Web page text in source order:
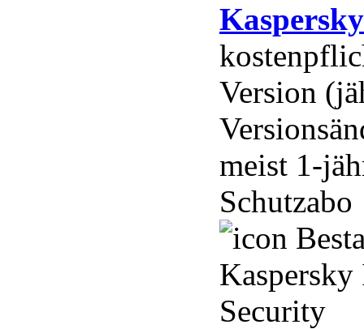
Version
meist 1-
Schutzabo
Kaspersky
Security